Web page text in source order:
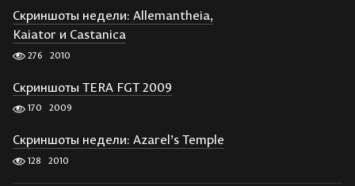
Скриншоты недели: Allemantheia,
Kaiator и Castanica
276 2010
Скриншоты TERA FGT 2009
170 2009
Скриншоты недели: Azarel’s Temple
128 2010